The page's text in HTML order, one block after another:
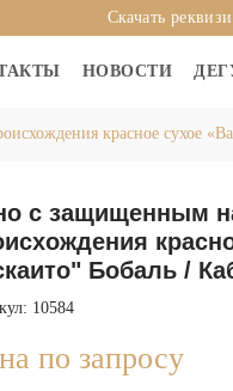
Скачать
НОВОСТИ
красное сухое
с защищенным
Бобаль /
10584
по запросу